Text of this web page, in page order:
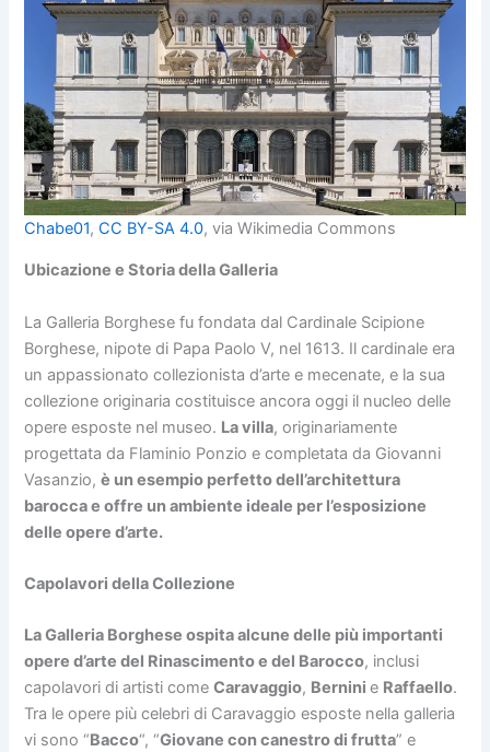
Chabe01,CC BY-SA 4.0, via Wikimedia Commons
Ubicazione e Storia della Galleria
La Galleria Borghese fu fondata dal Cardinale Scipione
Borghese, nipote di Papa Paolo V, nel 1613. Il cardinale era
un appassionato collezionista d’arte e mecenate, e la sua
collezione originaria costituisce ancora oggi il nucleo delle
opere esposte nel museo. La villa, originariamente
progettata da Flaminio Ponzio e completata da Giovanni
Vasanzio,è un esempio perfetto dell’architettura
barocca e offre un ambiente ideale per l’esposizione
delle opere d’arte.
Capolavori della Collezione
La Galleria Borghese ospita alcune delle più importanti
opere d’arte del Rinascimento e del Barocco, inclusi
capolavori di artisti comeCaravaggio, Berninie Raffaello.
Tra le opere più celebri di Caravaggio esposte nella galleria
vi sono “Bacco“, “Giovane con canestro di frutta” e